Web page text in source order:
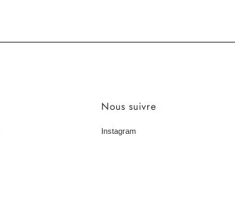
Nous suivre
Instagram